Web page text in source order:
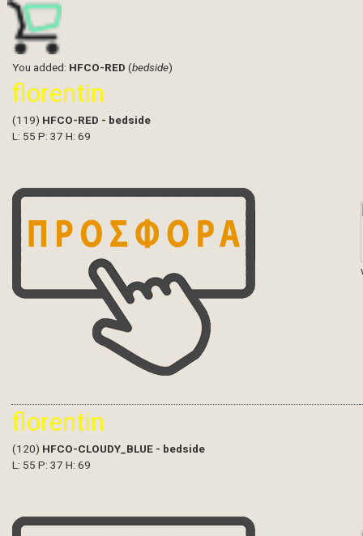
You added: HFCO-RED (bedside)
florentin
(119) HFCO-RED - bedside
L: 55 P: 37 H: 69
florentin
(120) HFCO-CLOUDY_BLUE - bedside
L: 55 P: 37 H: 69